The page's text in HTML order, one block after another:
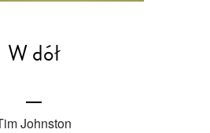
W dół
Johnston